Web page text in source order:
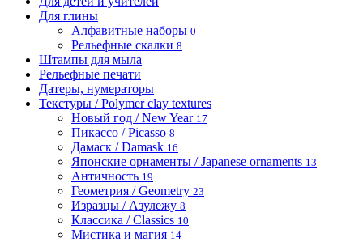
Для глины
Алфавитные наборы 0
Рельефные скалки 8
Штампы для мыла
Рельефные печати
Датеры, нумераторы
Текстуры / Polymer clay textures
Новый год / New Year 17
Пикассо / Picasso 8
Дамаск / Damask 16
Японские орнаменты / Japanese ornaments 13
Античность 19
Геометрия / Geometry 23
Изразцы / Азулежу 8
Классика / Classics 10
Мистика и магия 14